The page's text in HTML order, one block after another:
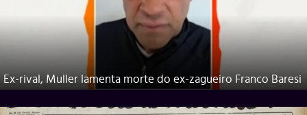
Ex-rival, Muller lamenta morte do ex-zagueiro Franco Baresi